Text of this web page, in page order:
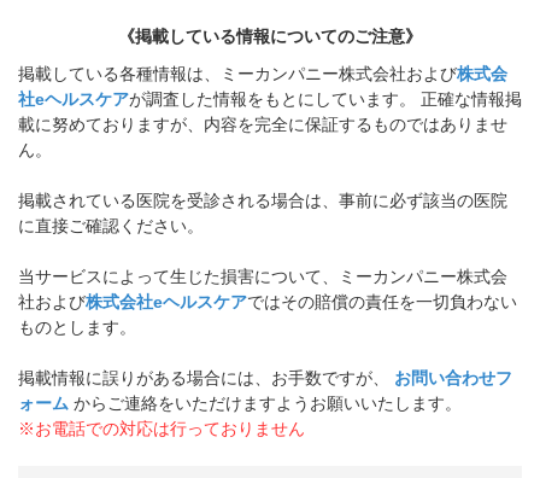
《掲載している情報についてのご注意》
掲載している各種情報は、ミーカンパニー株式会社および株式会
社eヘルスケアが調査した情報をもとにしています。 正確な情報掲
載に努めておりますが、内容を完全に保証するものではありませ
ん。
掲載されている医院を受診される場合は、事前に必ず該当の医院
に直接ご確認ください。
当サービスによって生じた損害について、ミーカンパニー株式会
社および株式会社eヘルスケアではその賠償の責任を一切負わない
ものとします。
掲載情報に誤りがある場合には、お手数ですが、
お問い合わせフ
ォーム からご連絡をいただけますようお願いいたします。
※お電話での対応は行っておりません